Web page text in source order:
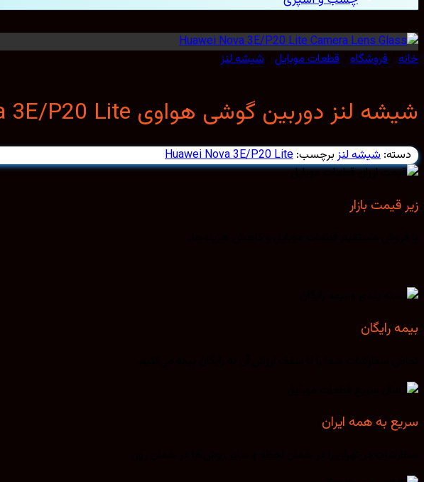
خانه فروشگاه قطعات موبایل شیشه لنز
شیشه لنز دوربین گوشی هواوی Huawei Nova 3E/P20 Lite
دسته: شیشه لنز برچسب: Huawei Nova 3E/P20 Lite
زیر قیمت بازار
بیمه رایگان
سریع به همه ایران